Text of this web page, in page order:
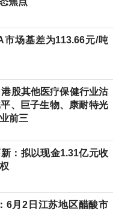
市场基差为113.66元/吨
股其他医疗保健行业沽
、巨子生物、康耐特光
前三
：拟以现金1.31亿元收
6月2日江苏地区醋酸市